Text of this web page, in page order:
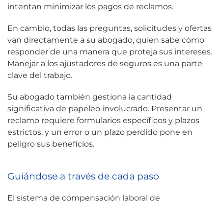
intentan minimizar los pagos de reclamos.
En cambio, todas las preguntas, solicitudes y ofertas
van directamente a su abogado, quien sabe cómo
responder de una manera que proteja sus intereses.
Manejar a los ajustadores de seguros es una parte
clave del trabajo.
Su abogado también gestiona la cantidad
significativa de papeleo involucrado. Presentar un
reclamo requiere formularios específicos y plazos
estrictos, y un error o un plazo perdido pone en
peligro sus beneficios.
Guiándose a través de cada paso
El sistema de compensación laboral de